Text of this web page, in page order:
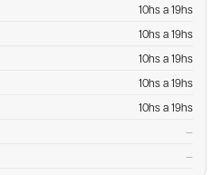
10hs a 19hs
10hs a 19hs
10hs a 19hs
10hs a 19hs
10hs a 19hs
—
—